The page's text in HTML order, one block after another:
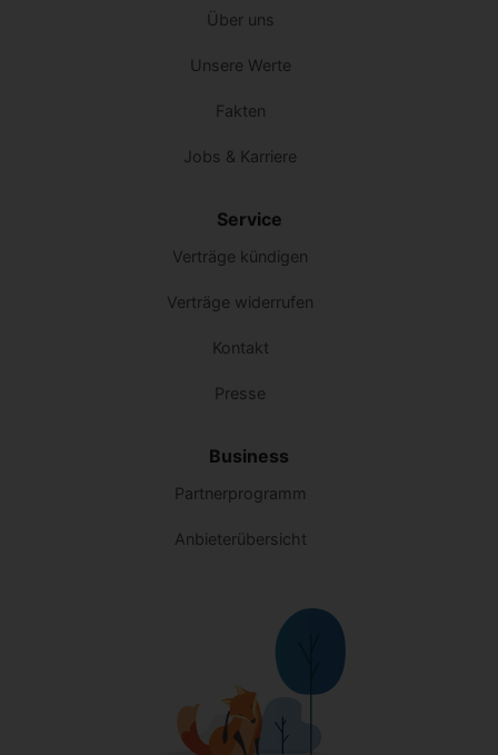
Über uns
Unsere Werte
Fakten
Jobs & Karriere
Service
Verträge kündigen
Verträge widerrufen
Kontakt
Presse
Business
Partnerprogramm
Anbieterübersicht